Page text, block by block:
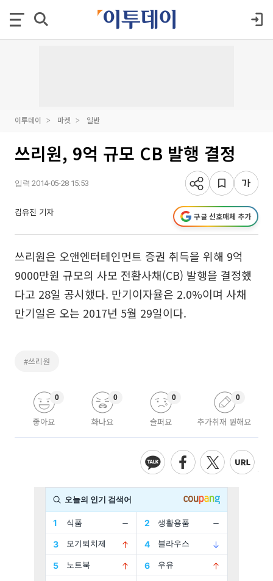
이투데이 마켓 일반
쓰리원, 9억 규모 CB 발행 결정
입력 2014-05-28 15:53
김유진 기자 구글 선호매체 추가
쓰리원은 오앤엔터테인먼트 증권 취득을 위해 9억
9000만원 규모의 사모 전환사채(CB) 발행을 결정했
다고 28일 공시했다. 만기이자율은 2.0%이며 사채
만기일은 오는 2017년 5월 29일이다.
#쓰리원
좋아요
0
화나요
0
슬퍼요
0
추가취재 원해요
0